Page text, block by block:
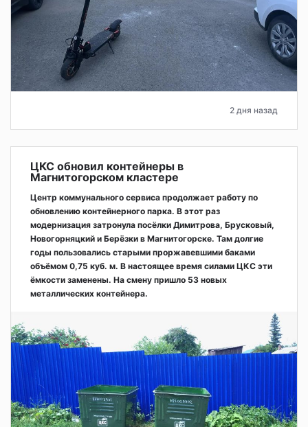
2 дня назад
ЦКС обновил контейнеры в
Магнитогорском кластере
Центр коммунального сервиса продолжает работу по
обновлению контейнерного парка. В этот раз
модернизация затронула посёлки Димитрова, Брусковый,
Новогорняцкий и Берёзки в Магнитогорске. Там долгие
годы пользовались старыми проржавевшими баками
объёмом 0,75 куб. м. В настоящее время силами ЦКС эти
ёмкости заменены. На смену пришло 53 новых
металлических контейнера.